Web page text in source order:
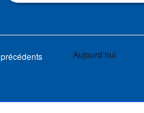
Évènements
précédents Aujourd’hui